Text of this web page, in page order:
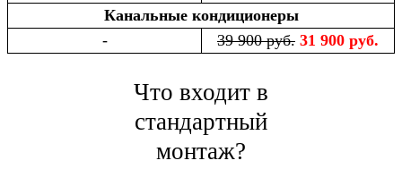
Канальные кондиционеры
-
39 900 руб. 31 900 руб.
Что входит в
стандартный
монтаж?